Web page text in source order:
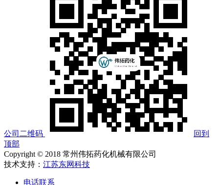
公司二维码
回到
顶部
Copyright © 2018 常州伟拓药化机械有限公司
技术支持： 江苏东网科技
电话联系